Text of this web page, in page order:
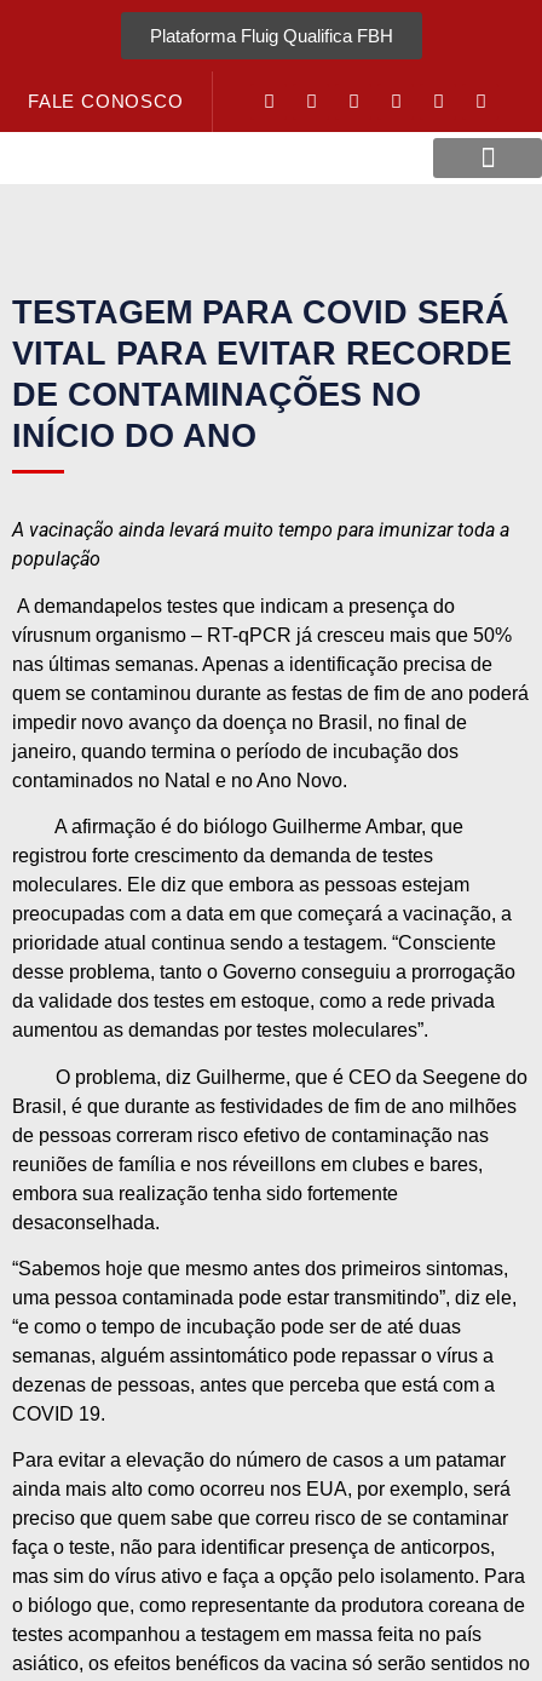
Plataforma Fluig Qualifica FBH
FALE CONOSCO
TESTAGEM PARA COVID SERÁ
VITAL PARA EVITAR RECORDE
DE CONTAMINAÇÕES NO
INÍCIO DO ANO
A vacinação ainda levará muito tempo para imunizar toda a
população
A demandapelos testes que indicam a presença do
vírusnum organismo – RT-qPCR já cresceu mais que 50%
nas últimas semanas. Apenas a identificação precisa de
quem se contaminou durante as festas de fim de ano poderá
impedir novo avanço da doença no Brasil, no final de
janeiro, quando termina o período de incubação dos
contaminados no Natal e no Ano Novo.
A afirmação é do biólogo Guilherme Ambar, que
registrou forte crescimento da demanda de testes
moleculares. Ele diz que embora as pessoas estejam
preocupadas com a data em que começará a vacinação, a
prioridade atual continua sendo a testagem. “Consciente
desse problema, tanto o Governo conseguiu a prorrogação
da validade dos testes em estoque, como a rede privada
aumentou as demandas por testes moleculares”.
O problema, diz Guilherme, que é CEO da Seegene do
Brasil, é que durante as festividades de fim de ano milhões
de pessoas correram risco efetivo de contaminação nas
reuniões de família e nos réveillons em clubes e bares,
embora sua realização tenha sido fortemente
desaconselhada.
“Sabemos hoje que mesmo antes dos primeiros sintomas,
uma pessoa contaminada pode estar transmitindo”, diz ele,
“e como o tempo de incubação pode ser de até duas
semanas, alguém assintomático pode repassar o vírus a
dezenas de pessoas, antes que perceba que está com a
COVID 19.
Para evitar a elevação do número de casos a um patamar
ainda mais alto como ocorreu nos EUA, por exemplo, será
preciso que quem sabe que correu risco de se contaminar
faça o teste, não para identificar presença de anticorpos,
mas sim do vírus ativo e faça a opção pelo isolamento. Para
o biólogo que, como representante da produtora coreana de
testes acompanhou a testagem em massa feita no país
asiático, os efeitos benéficos da vacina só serão sentidos no